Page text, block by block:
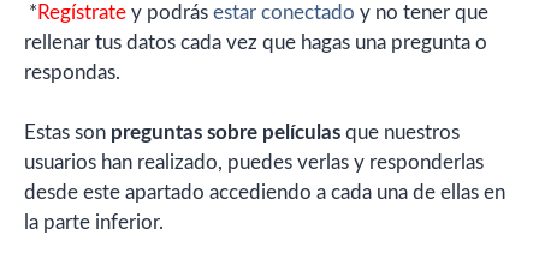
* Regístrate y podrás estar conectado y no tener que
rellenar tus datos cada vez que hagas una pregunta o
respondas.
Estas son preguntas sobre películas que nuestros
usuarios han realizado, puedes verlas y responderlas
desde este apartado accediendo a cada una de ellas en
la parte inferior.